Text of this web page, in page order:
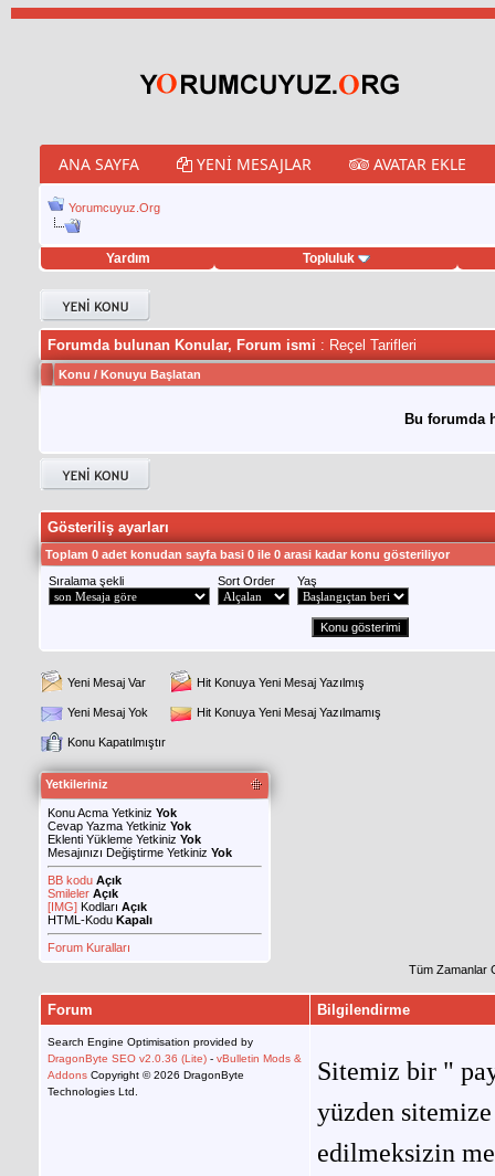
ANA SAYFA YENI MESAJLAR AVATAR EKLE
Yorumcuyuz.Org
Yardım Topluluk
hilesi
Forumda bulunan Konular, Forum ismi : Reçel Tarifleri
Konu / Konuyu Başlatan
Bu forumda
Gösteriliş ayarları
Toplam 0 adet konudan sayfa basi 0 ile 0 arasi kadar konu gösteriliyor
Sıralama şekli
Sort Order Yaş
Yeni Mesaj Var Hit Konuya Yeni Mesaj Yazılmış
Yeni Mesaj Yok Hit Konuya Yeni Mesaj Yazılmamış
Konu Kapatılmıştır
Yetkileriniz
Konu Acma Yetkiniz Yok
Cevap Yazma Yetkiniz Yok
Eklenti Yükleme Yetkiniz Yok
Mesajınızı Değiştirme Yetkiniz Yok
BB kodu Açık
Smileler Açık
[IMG] Kodları Açık
HTML-Kodu Kapalı
Forum Kuralları
Tüm Zamanlar
Forum Bilgilendirme
Search Engine Optimisation provided by
DragonByte SEO v2.0.36 (Lite) - vBulletin Mods &
Addons Copyright © 2026 DragonByte
Technologies Ltd.
Sitemiz bir "
yüzden
edilmeksizin